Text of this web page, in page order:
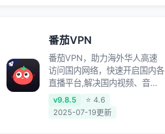
番茄VPN
番茄VPN，助力海外华人高速
访问国内网络，快速开启国内各
直播平台,解决国内视频、音乐
卡顿问题；更能加速海量国服游
戏，超低延迟稳定不掉线,畅享
v9.8.5
⭐ 4.6
2025-07-19更新